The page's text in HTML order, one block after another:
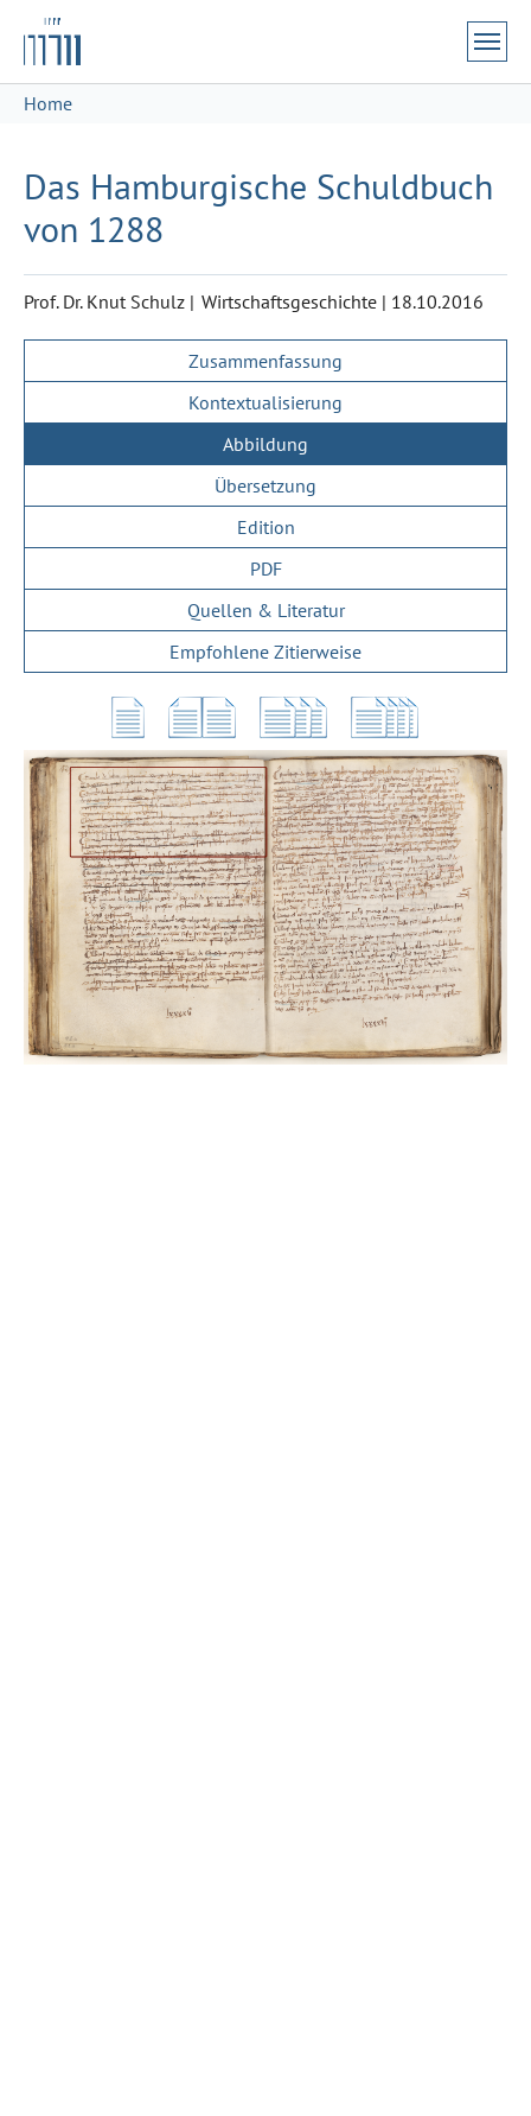
Zum Hauptinhalt springen
Skip to page footer
Sie sind hier:
Home
Das Hamburgische Schuldbuch
von 1288
Prof. Dr. Knut Schulz Wirtschaftsgeschichte | 18.10.2016
Zusammenfassung
Kontextualisierung
Abbildung
Übersetzung
Edition
PDF
Quellen & Literatur
Empfohlene Zitierweise